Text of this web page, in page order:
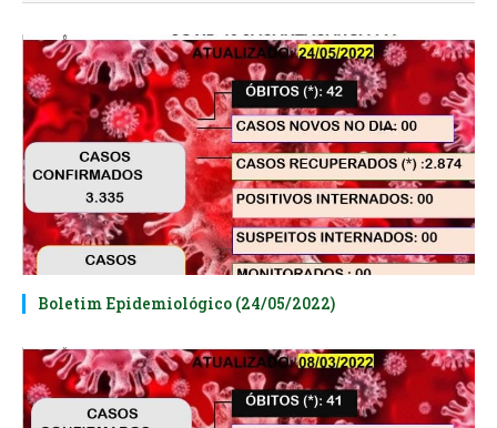
Boletim Epidemiológico (24/05/2022)